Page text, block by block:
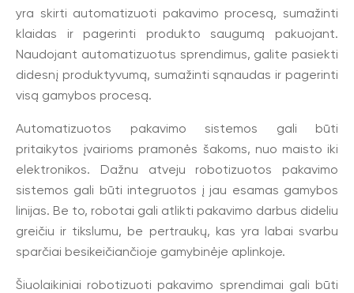
yra skirti automatizuoti pakavimo procesą, sumažinti
klaidas ir pagerinti produkto saugumą pakuojant.
Naudojant automatizuotus sprendimus, galite pasiekti
didesnį produktyvumą, sumažinti sąnaudas ir pagerinti
visą gamybos procesą.
Automatizuotos pakavimo sistemos gali būti
pritaikytos įvairioms pramonės šakoms, nuo maisto iki
elektronikos. Dažnu atveju robotizuotos pakavimo
sistemos gali būti integruotos į jau esamas gamybos
linijas. Be to, robotai gali atlikti pakavimo darbus dideliu
greičiu ir tikslumu, be pertraukų, kas yra labai svarbu
sparčiai besikeičiančioje gamybinėje aplinkoje.
Šiuolaikiniai robotizuoti pakavimo sprendimai gali būti